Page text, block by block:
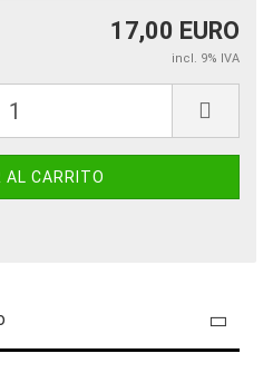
17,00 EURO
incl. 9% IVA